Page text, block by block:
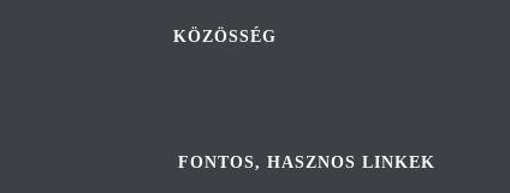
KÖZÖSSÉG
FONTOS, HASZNOS LINKEK